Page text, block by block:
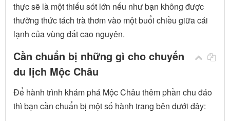
thực sẽ là một thiếu sót lớn nếu như bạn không được
thưởng thức tách trà thơm vào một buổi chiều giữa cái
lạnh của vùng đất cao nguyên.
Cần chuẩn bị những gì cho chuyến
du lịch Mộc Châu
Để hành trình khám phá Mộc Châu thêm phần chu đáo
thì bạn cần chuẩn bị một số hành trang bên dưới đây: